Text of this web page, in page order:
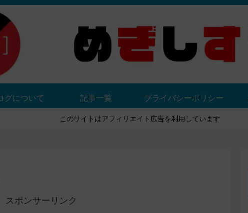
グについて 記事一覧 プライバシーポリシー
このサイトはアフィリエイト広告を利用しています
スポンサーリンク